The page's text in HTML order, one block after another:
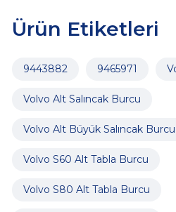
Ürün Etiketleri
9443882 9465971
Volvo Alt Salıncak Burcu
Volvo Alt Büyük Salıncak Burcu
Volvo S60 Alt Tabla Burcu
Volvo S80 Alt Tabla Burcu